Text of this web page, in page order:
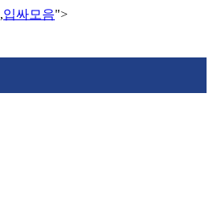
,입싸모음">